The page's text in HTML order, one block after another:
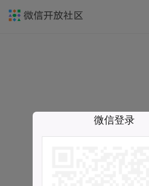
微信登录